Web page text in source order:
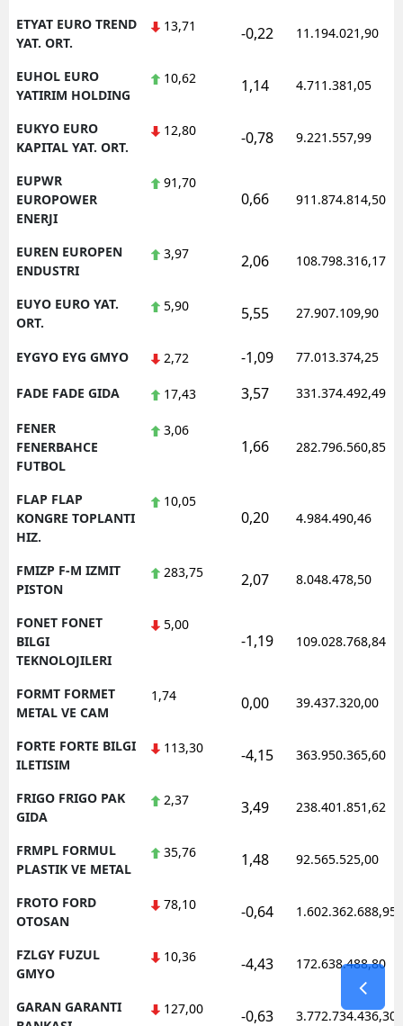
ETYAT EURO TREND
YAT. ORT.
13,71 -0,22 11.194.021,90
EUHOL EURO
YATIRIM HOLDING
10,62 1,14 4.711.381,05
EUKYO EURO
KAPITAL YAT. ORT.
12,80 -0,78 9.221.557,99
EUPWR
EUROPOWER
ENERJI
91,70
0,66 911.874.814,50
EUREN EUROPEN
ENDUSTRI
3,97 2,06 108.798.316,17
EUYO EURO YAT.
ORT.
5,90 5,55 27.907.109,90
EYGYO EYG GMYO 2,72 -1,09 77.013.374,25
FADE FADE GIDA 17,43 3,57 331.374.492,49
FENER
FENERBAHCE
FUTBOL
3,06
1,66 282.796.560,85
FLAP FLAP
KONGRE TOPLANTI
HIZ.
10,05
0,20 4.984.490,46
FMIZP F-M IZMIT
PISTON
283,75 2,07 8.048.478,50
FONET FONET
BILGI
TEKNOLOJILERI
5,00
-1,19 109.028.768,84
FORMT FORMET
METAL VE CAM
1,74 0,00 39.437.320,00
FORTE FORTE BILGI
ILETISIM
113,30 -4,15 363.950.365,60
FRIGO FRIGO PAK
GIDA
2,37 3,49 238.401.851,62
FRMPL FORMUL
PLASTIK VE METAL
35,76 1,48 92.565.525,00
FROTO FORD
OTOSAN
78,10 -0,64 1.602.362.688,95
FZLGY FUZUL
GMYO
10,36 -4,43 172.638.488,80
GARAN GARANTI
127,00 -0,63 3.772.734.436,30